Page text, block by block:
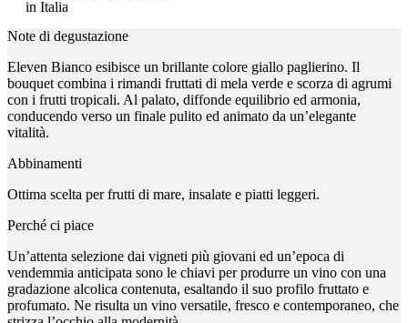
in Italia
Note di degustazione
Eleven Bianco esibisce un brillante colore giallo paglierino. Il
bouquet combina i rimandi fruttati di mela verde e scorza di agrumi
con i frutti tropicali. Al palato, diffonde equilibrio ed armonia,
conducendo verso un finale pulito ed animato da un’elegante
vitalità.
Abbinamenti
Ottima scelta per frutti di mare, insalate e piatti leggeri.
Perché ci piace
Un’attenta selezione dai vigneti più giovani ed un’epoca di
vendemmia anticipata sono le chiavi per produrre un vino con una
gradazione alcolica contenuta, esaltando il suo profilo fruttato e
profumato. Ne risulta un vino versatile, fresco e contemporaneo, che